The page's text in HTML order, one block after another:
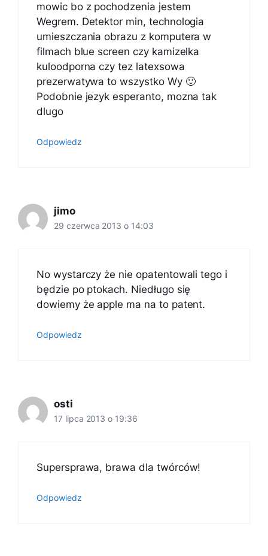
mowic bo z pochodzenia jestem
Wegrem. Detektor min, technologia
umieszczania obrazu z komputera w
filmach blue screen czy kamizelka
kuloodporna czy tez latexsowa
prezerwatywa to wszystko Wy 🙂
Podobnie jezyk esperanto, mozna tak
dlugo
Odpowiedz
jimo
29 czerwca 2013 o 14:03
No wystarczy że nie opatentowali tego i
będzie po ptokach. Niedługo się
dowiemy że apple ma na to patent.
Odpowiedz
osti
17 lipca 2013 o 19:36
Supersprawa, brawa dla twórców!
Odpowiedz